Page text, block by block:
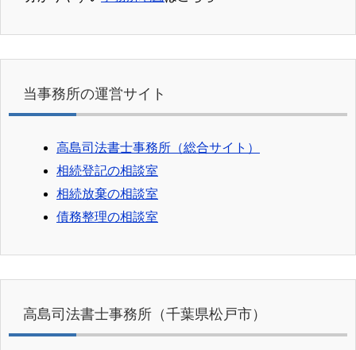
当事務所の運営サイト
高島司法書士事務所（総合サイト）
相続登記の相談室
相続放棄の相談室
債務整理の相談室
高島司法書士事務所（千葉県松戸市）